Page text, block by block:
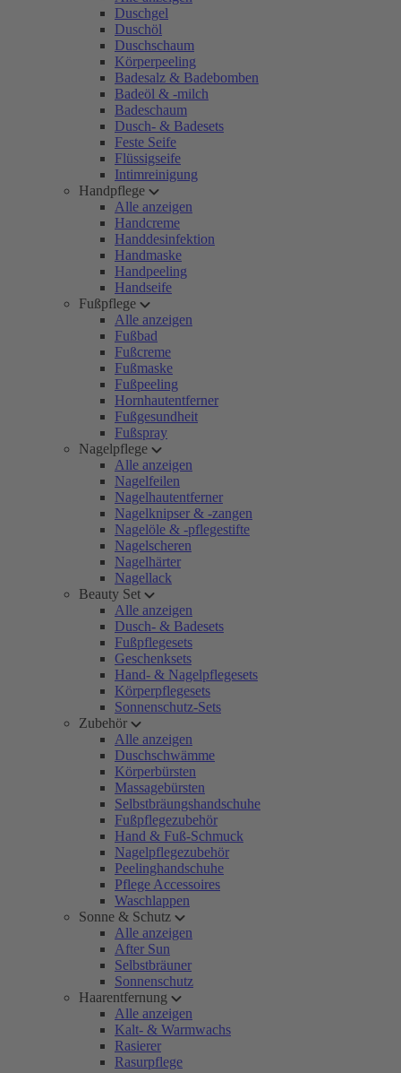
Duschgel
Duschöl
Duschschaum
Körperpeeling
Badesalz & Badebomben
Badeöl & -milch
Badeschaum
Dusch- & Badesets
Feste Seife
Flüssigseife
Intimreinigung
Handpflege
Alle anzeigen
Handcreme
Handdesinfektion
Handmaske
Handpeeling
Handseife
Fußpflege
Alle anzeigen
Fußbad
Fußcreme
Fußmaske
Fußpeeling
Hornhautentferner
Fußgesundheit
Fußspray
Nagelpflege
Alle anzeigen
Nagelfeilen
Nagelhautentferner
Nagelknipser & -zangen
Nagelöle & -pflegestifte
Nagelscheren
Nagelhärter
Nagellack
Beauty Set
Alle anzeigen
Dusch- & Badesets
Fußpflegesets
Geschenksets
Hand- & Nagelpflegesets
Körperpflegesets
Sonnenschutz-Sets
Zubehör
Alle anzeigen
Duschschwämme
Körperbürsten
Massagebürsten
Selbstbräungshandschuhe
Fußpflegezubehör
Hand & Fuß-Schmuck
Nagelpflegezubehör
Peelinghandschuhe
Pflege Accessoires
Waschlappen
Sonne & Schutz
Alle anzeigen
After Sun
Selbstbräuner
Sonnenschutz
Haarentfernung
Alle anzeigen
Kalt- & Warmwachs
Rasierer
Rasurpflege